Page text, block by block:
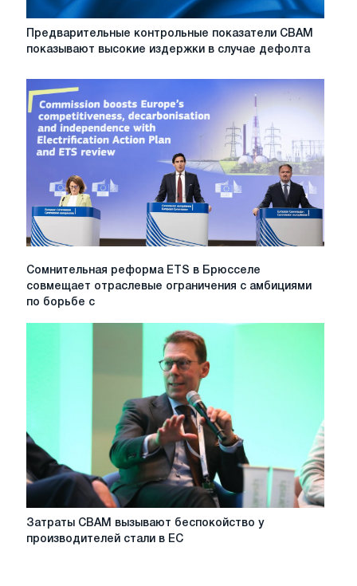
Предварительные
CBAM
показывают
высокие
издержки
дефолта
Предварительные контрольные показатели CBAM
показывают высокие издержки в случае дефолта
Сомнительная
ETS
по
борьбе
изменением
Сомнительная реформа ETS в Брюсселе
совмещает отраслевые ограничения с амбициями
по борьбе с
Затраты
Затраты CBAM вызывают беспокойство у
производителей стали в ЕС